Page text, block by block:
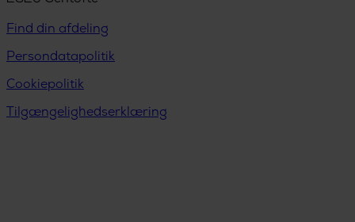
Find din afdeling
Persondatapolitik
Cookiepolitik
Tilgængelighedserklæring